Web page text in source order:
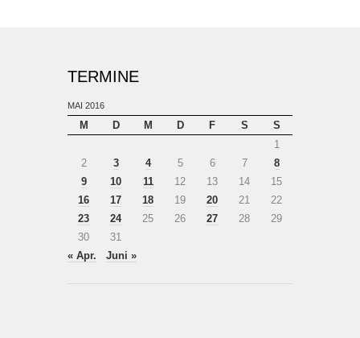
TERMINE
MAI 2016
M D M D F S
S
1
2
3 4 5 6 7
8
9
10 11 12 13 14
15
16
17 18 19 20 21
22
23
24 25 26 27 28
29
30
31
« Apr.
Juni »